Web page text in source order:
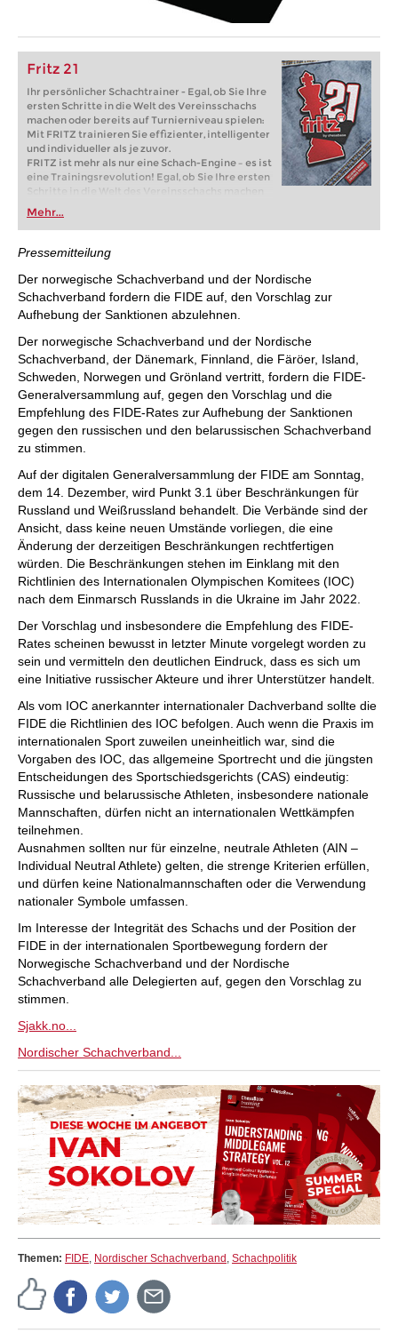
Fritz 21
Ihr persönlicher Schachtrainer - Egal, ob Sie Ihre
ersten Schritte in die Welt des Vereinsschachs
machen oder bereits auf Turnierniveau spielen:
Mit FRITZ trainieren Sie effizienter, intelligenter
und individueller als je zuvor.
FRITZ ist mehr als nur eine Schach-Engine – es ist
eine Trainingsrevolution! Egal, ob Sie Ihre ersten
Schritte in die Welt des Vereinsschachs machen
oder bereits auf Turnierniveau spielen: Mit
FRITZ trainieren Sie effizienter, intelligenter und
individueller als je zuvor.
Mehr...
Pressemitteilung
Der norwegische Schachverband und der Nordische
Schachverband fordern die FIDE auf, den Vorschlag zur
Aufhebung der Sanktionen abzulehnen.
Der norwegische Schachverband und der Nordische
Schachverband, der Dänemark, Finnland, die Färöer, Island,
Schweden, Norwegen und Grönland vertritt, fordern die FIDE-
Generalversammlung auf, gegen den Vorschlag und die
Empfehlung des FIDE-Rates zur Aufhebung der Sanktionen
gegen den russischen und den belarussischen Schachverband
zu stimmen.
Auf der digitalen Generalversammlung der FIDE am Sonntag,
dem 14. Dezember, wird Punkt 3.1 über Beschränkungen für
Russland und Weißrussland behandelt. Die Verbände sind der
Ansicht, dass keine neuen Umstände vorliegen, die eine
Änderung der derzeitigen Beschränkungen rechtfertigen
würden. Die Beschränkungen stehen im Einklang mit den
Richtlinien des Internationalen Olympischen Komitees (IOC)
nach dem Einmarsch Russlands in die Ukraine im Jahr 2022.
Der Vorschlag und insbesondere die Empfehlung des FIDE-
Rates scheinen bewusst in letzter Minute vorgelegt worden zu
sein und vermitteln den deutlichen Eindruck, dass es sich um
eine Initiative russischer Akteure und ihrer Unterstützer handelt.
Als vom IOC anerkannter internationaler Dachverband sollte die
FIDE die Richtlinien des IOC befolgen. Auch wenn die Praxis im
internationalen Sport zuweilen uneinheitlich war, sind die
Vorgaben des IOC, das allgemeine Sportrecht und die jüngsten
Entscheidungen des Sportschiedsgerichts (CAS) eindeutig:
Russische und belarussische Athleten, insbesondere nationale
Mannschaften, dürfen nicht an internationalen Wettkämpfen
teilnehmen.
Ausnahmen sollten nur für einzelne, neutrale Athleten (AIN –
Individual Neutral Athlete) gelten, die strenge Kriterien erfüllen,
und dürfen keine Nationalmannschaften oder die Verwendung
nationaler Symbole umfassen.
Im Interesse der Integrität des Schachs und der Position der
FIDE in der internationalen Sportbewegung fordern der
Norwegische Schachverband und der Nordische
Schachverband alle Delegierten auf, gegen den Vorschlag zu
stimmen.
Sjakk.no...
Nordischer Schachverband...
Themen: FIDE, Nordischer Schachverband , Schachpolitik